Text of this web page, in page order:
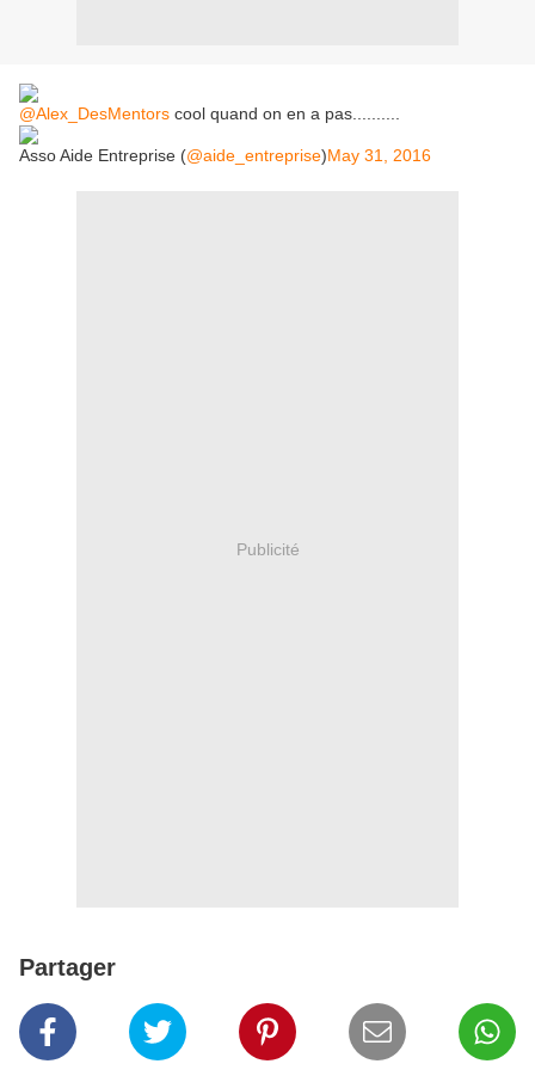
@Alex_DesMentors cool quand on en a pas..........
Asso Aide Entreprise (@aide_entreprise)May 31, 2016
Publicité
Partager